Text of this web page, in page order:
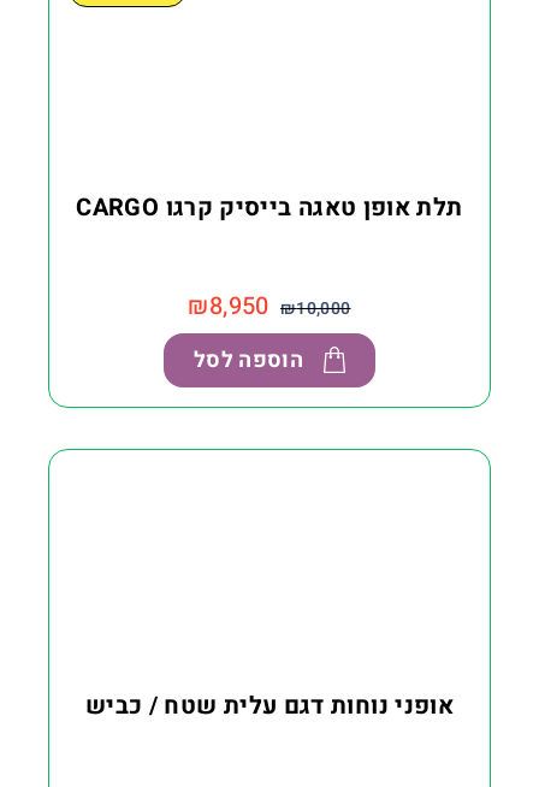
תלת אופן טאגה בייסיק קרגו CARGO
₪10,000
₪8,950
הוספה לסל
אופני נוחות דגם עלית שטח / כביש